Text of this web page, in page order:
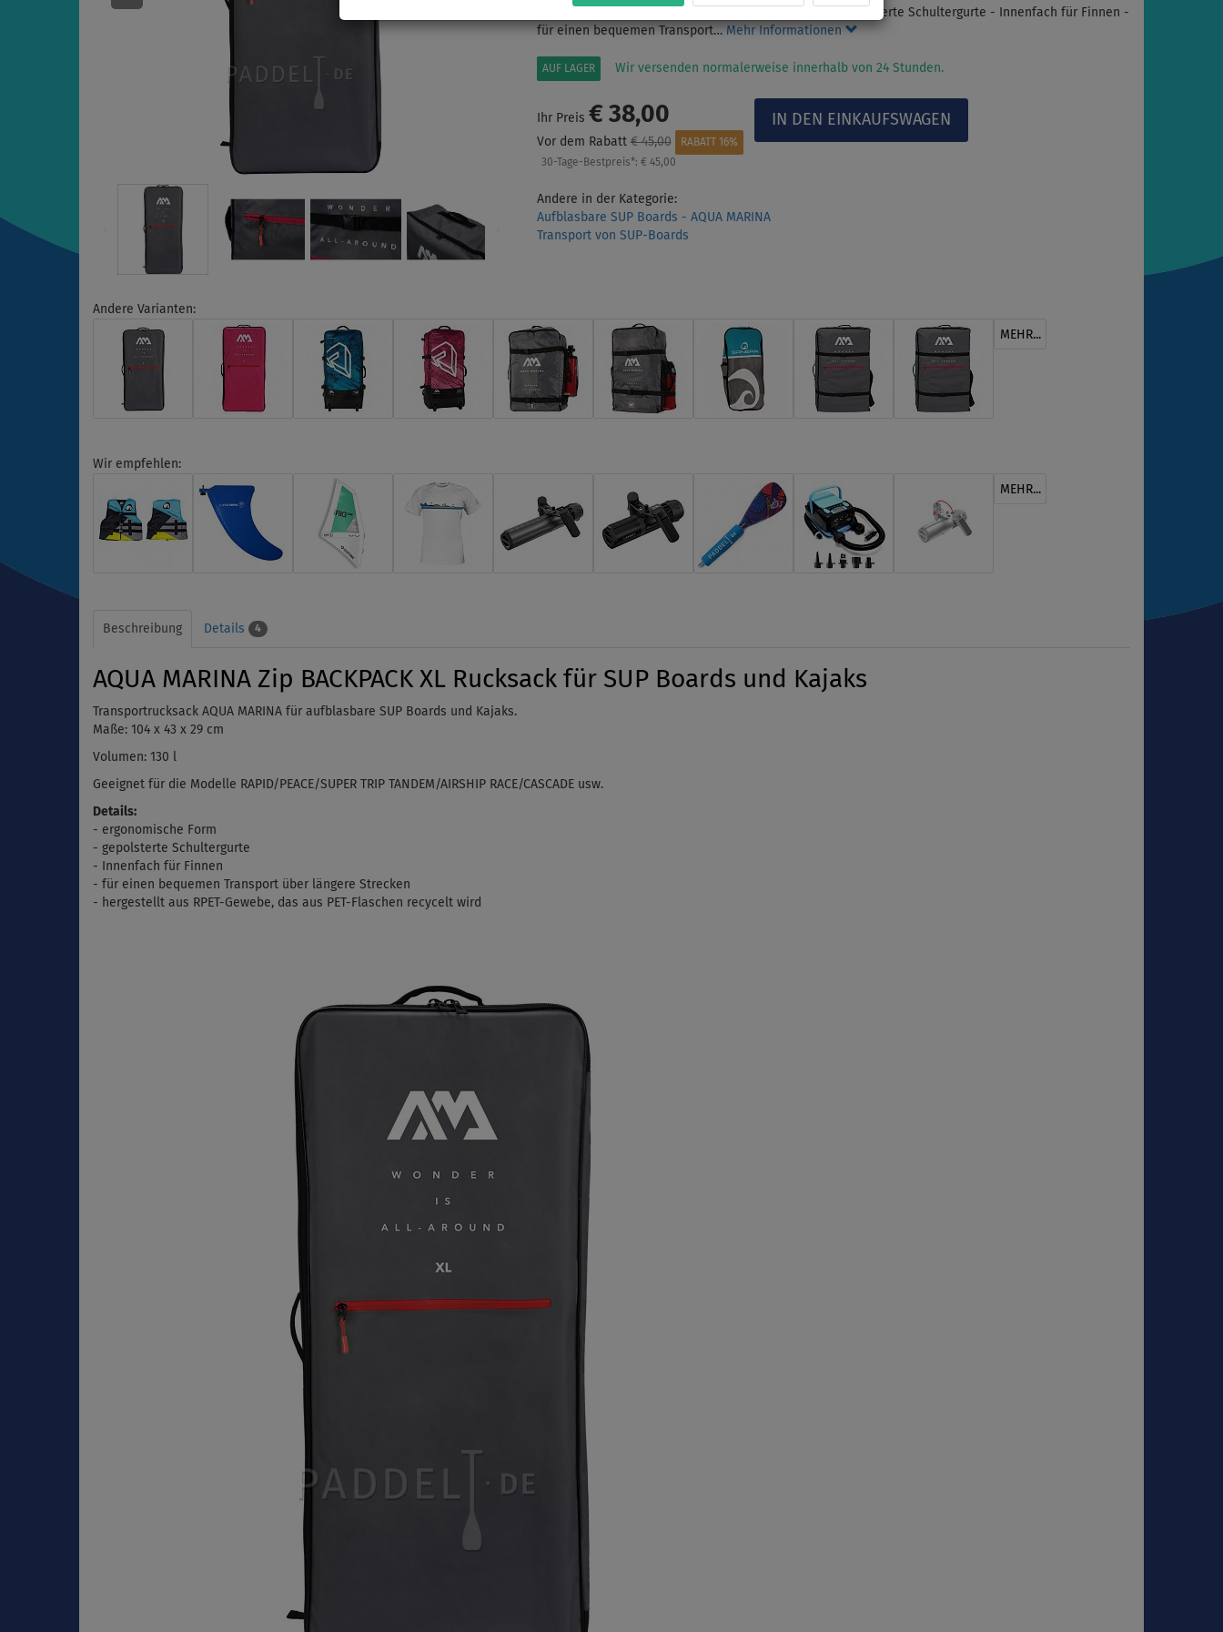
RACE/CASCADE usw. Details: - ergonomische Form - gepolsterte Schultergurte - Innenfach für Finnen -
für einen bequemen Transport… Mehr Informationen
AUF LAGER Wir versenden normalerweise innerhalb von 24 Stunden.
Ihr Preis € 38,00
Vor dem Rabatt€ 45,00
RABATT 16%
30-Tage-Bestpreis*:€ 45,00
Andere in der Kategorie:
Aufblasbare SUP Boards - AQUA MARINA
Transport von SUP-Boards
Andere Varianten:
MEHR...
Wir empfehlen:
MEHR...
Beschreibung Details 4
AQUA MARINA Zip BACKPACK XL Rucksack für SUP Boards und Kajaks
Transportrucksack AQUA MARINA für aufblasbare SUP Boards und Kajaks.
Maße: 104 x 43 x 29 cm
Volumen: 130 l
Geeignet für die Modelle RAPID/PEACE/SUPER TRIP TANDEM/AIRSHIP RACE/CASCADE usw.
Details:
- ergonomische Form
- gepolsterte Schultergurte
- Innenfach für Finnen
- für einen bequemen Transport über längere Strecken
- hergestellt aus RPET-Gewebe, das aus PET-Flaschen recycelt wird